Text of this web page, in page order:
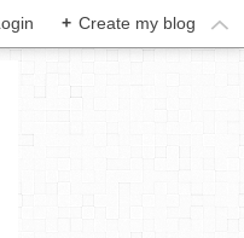
+ Create my blog